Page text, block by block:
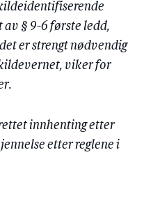
§ 9-6 første ledd,
er strengt nødvendig
viker for
innhenting etter
etter reglene i